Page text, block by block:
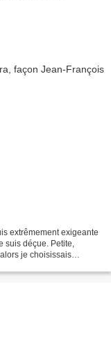
extrêmement exigeante
suis déçue. Petite,
je choisissais